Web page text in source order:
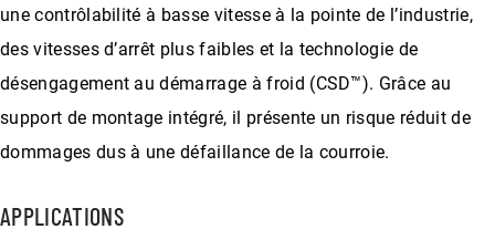
une contrôlabilité à basse vitesse à la pointe de l’industrie,
des vitesses d’arrêt plus faibles et la technologie de
désengagement au démarrage à froid (CSD™). Grâce au
support de montage intégré, il présente un risque réduit de
dommages dus à une défaillance de la courroie.
APPLICATIONS